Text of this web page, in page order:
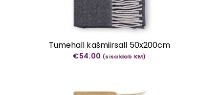
Tumehall kašmiirsall 50x200cm
€54.00 (sisaldab KM)